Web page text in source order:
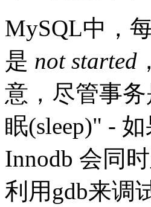
MySQL中，
是 not started
意，尽管事
眠(sleep)" -
Innodb 会同
利用gdb来调